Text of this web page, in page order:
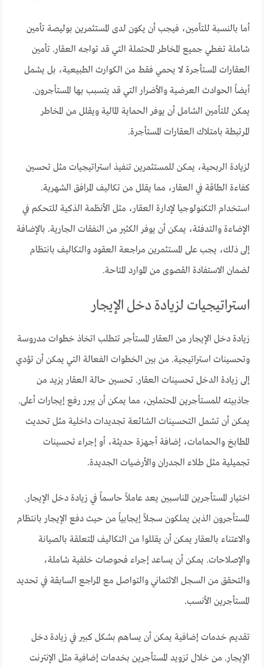
أما بالنسبة للتأمين، فيجب أن يكون لدى المستثمرين بوليصة تأمين
شاملة تغطي جميع المخاطر المحتملة التي قد تواجه العقار. تأمين
العقارات المستأجرة لا يحمي فقط من الكوارث الطبيعية، بل يشمل
أيضاً الحوادث العرضية والأضرار التي قد يتسبب بها المستأجرون.
يمكن للتأمين الشامل أن يوفر الحماية المالية ويقلل من المخاطر
المرتبطة بامتلاك العقارات المستأجرة.
لزيادة الربحية، يمكن للمستثمرين تنفيذ استراتيجيات مثل تحسين
كفاءة الطاقة في العقار، مما يقلل من تكاليف المرافق الشهرية.
استخدام التكنولوجيا لإدارة العقار، مثل الأنظمة الذكية للتحكم في
الإضاءة والتدفئة، يمكن أن يوفر الكثير من النفقات الجارية. بالإضافة
إلى ذلك، يجب على المستثمرين مراجعة العقود والتكاليف بانتظام
لضمان الاستفادة القصوى من الموارد المتاحة.
استراتيجيات لزيادة دخل الإيجار
زيادة دخل الإيجار من العقار المستأجر تتطلب اتخاذ خطوات مدروسة
وتحسينات استراتيجية. من بين الخطوات الفعالة التي يمكن أن تؤدي
إلى زيادة الدخل تحسينات العقار. تحسين حالة العقار يزيد من
جاذبيته للمستأجرين المحتملين، مما يمكن أن يبرر رفع إيجارات أعلى.
يمكن أن تشمل التحسينات الشائعة تجديدات داخلية مثل تحديث
المطابخ والحمامات، إضافة أجهزة حديثة، أو إجراء تحسينات
تجميلية مثل طلاء الجدران والأرضيات الجديدة.
اختيار المستأجرين المناسبين يعد عاملاً حاسماً في زيادة دخل الإيجار.
المستأجرون الذين يملكون سجلاً إيجابياً من حيث دفع الإيجار بانتظام
والاعتناء بالعقار يمكن أن يقللوا من التكاليف المتعلقة بالصيانة
والإصلاحات. يمكن أن يساعد إجراء فحوصات خلفية شاملة،
والتحقق من السجل الائتماني والتواصل مع المراجع السابقة في تحديد
المستأجرين الأنسب.
تقديم خدمات إضافية يمكن أن يساهم بشكل كبير في زيادة دخل
الإيجار. من خلال تزويد المستأجرين بخدمات إضافية مثل الإنترنت